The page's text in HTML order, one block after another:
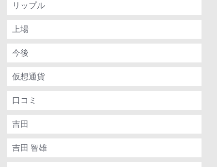
リップル
上場
今後
仮想通貨
口コミ
吉田
吉田 智雄